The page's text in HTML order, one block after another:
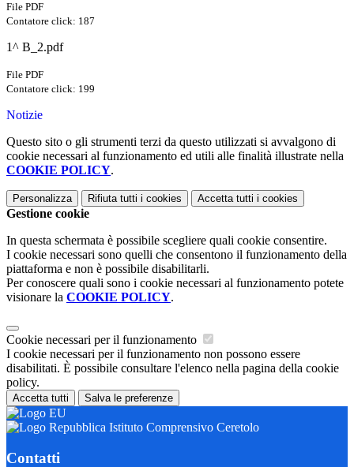
File PDF
Contatore click: 187
1^ B_2.pdf
File PDF
Contatore click: 199
Notizie
Questo sito o gli strumenti terzi da questo utilizzati si avvalgono di
cookie necessari al funzionamento ed utili alle finalità illustrate nella
COOKIE POLICY.
Personalizza Rifiuta tutti i cookies Accetta tutti i cookies
Gestione cookie
In questa schermata è possibile scegliere quali cookie consentire.
I cookie necessari sono quelli che consentono il funzionamento della
piattaforma e non è possibile disabilitarli.
Per conoscere quali sono i cookie necessari al funzionamento potete
visionare la COOKIE POLICY.
Cookie necessari per il funzionamento
I cookie necessari per il funzionamento non possono essere
disabilitati. È possibile consultare l'elenco nella pagina della cookie
policy.
Accetta tutti Salva le preferenze
Istituto Comprensivo Ceretolo
Contatti